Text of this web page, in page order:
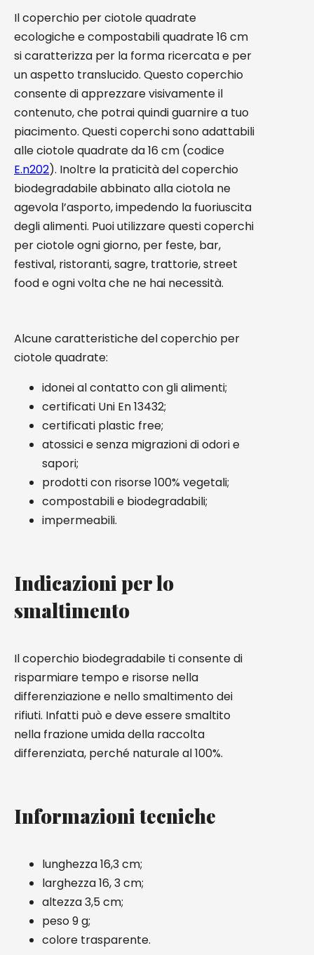
Il coperchio per ciotole quadrate
ecologiche e compostabili quadrate 16 cm
si caratterizza per la forma ricercata e per
un aspetto translucido. Questo coperchio
consente di apprezzare visivamente il
contenuto, che potrai quindi guarnire a tuo
piacimento. Questi coperchi sono adattabili
alle ciotole quadrate da 16 cm (codice
E.n202). Inoltre la praticità del coperchio
biodegradabile abbinato alla ciotola ne
agevola l’asporto, impedendo la fuoriuscita
degli alimenti. Puoi utilizzare questi coperchi
per ciotole ogni giorno, per feste, bar,
festival, ristoranti, sagre, trattorie, street
food e ogni volta che ne hai necessità.
Alcune caratteristiche del coperchio per
ciotole quadrate:
idonei al contatto con gli alimenti;
certificati Uni En 13432;
certificati plastic free;
atossici e senza migrazioni di odori e
sapori;
prodotti con risorse 100% vegetali;
compostabili e biodegradabili;
impermeabili.
Indicazioni per lo
smaltimento
Il coperchio biodegradabile ti consente di
risparmiare tempo e risorse nella
differenziazione e nello smaltimento dei
rifiuti. Infatti può e deve essere smaltito
nella frazione umida della raccolta
differenziata, perché naturale al 100%.
Informazioni tecniche
lunghezza 16,3 cm;
larghezza 16, 3 cm;
altezza 3,5 cm;
peso 9 g;
colore trasparente.